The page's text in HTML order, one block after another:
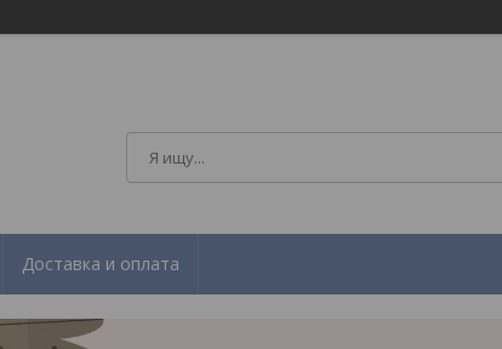
Доставка и оплата